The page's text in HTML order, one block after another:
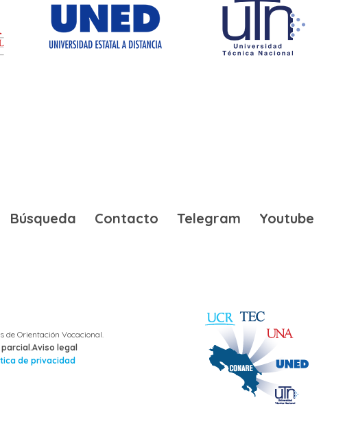
Búsqueda Contacto Telegram Youtube
de Orientación Vocacional.
legal
de privacidad